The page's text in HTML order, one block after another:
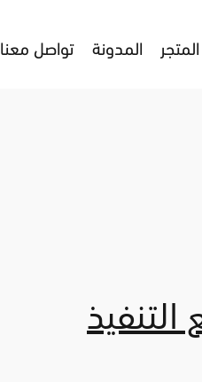
تواصل معنا المدونة المتجر